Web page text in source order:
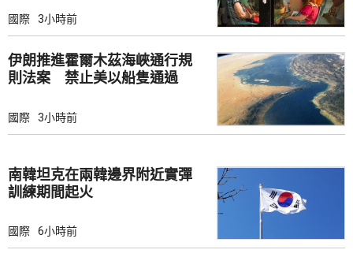
國際 3小時前
伊朗推進霍爾木茲海峽通行規
則法案 禁止美以船隻通過
國際 3小時前
南韓坦克在兩韓邊界附近實彈
訓練期間起火
國際 6小時前